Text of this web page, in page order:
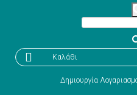
 Καλάθι
Δημιουργία